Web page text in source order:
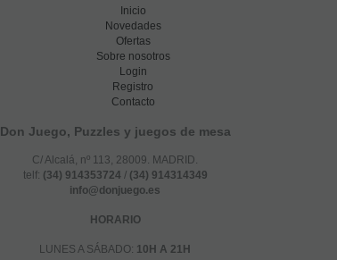
Inicio
Novedades
Ofertas
Sobre nosotros
Login
Registro
Contacto
Don Juego, Puzzles y juegos de mesa
C/ Alcalá, nº 113, 28009. MADRID.
telf: (34) 914353724/ (34) 914314349
info@donjuego.es
HORARIO
LUNES A SÁBADO: 10H A 21H